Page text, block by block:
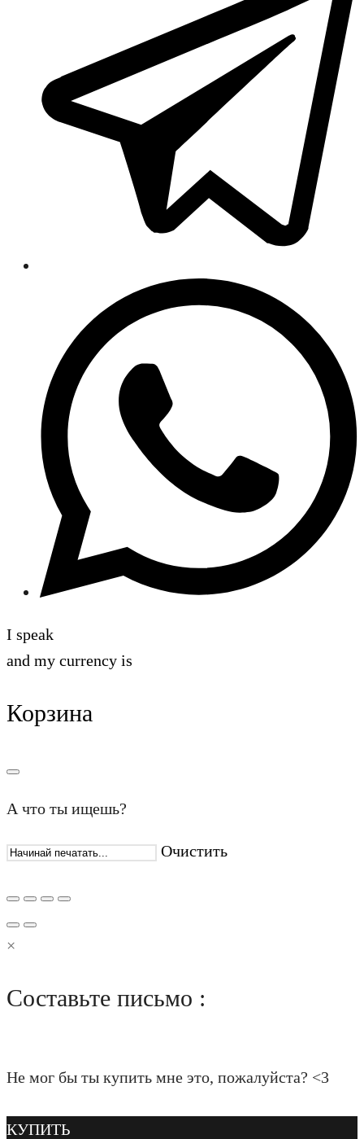
I speak
and my currency is
Корзина
А что ты ищешь?
Очистить
×
Составьте письмо :
Не мог бы ты купить мне это, пожалуйста? <3
КУПИТЬ